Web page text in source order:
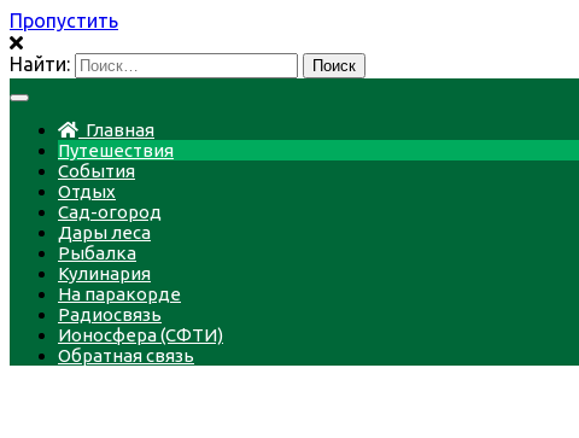
Пропустить
Найти:
Главная
Путешествия
События
Отдых
Сад-огород
Дары леса
Рыбалка
Кулинария
На паракорде
Радиосвязь
Ионосфера (СФТИ)
Обратная связь